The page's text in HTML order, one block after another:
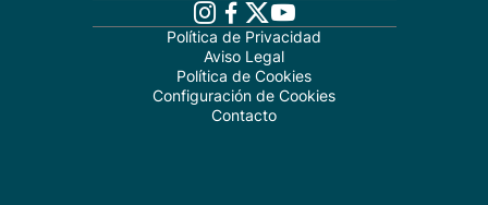
Política de Privacidad
Aviso Legal
Política de Cookies
Configuración de Cookies
Contacto